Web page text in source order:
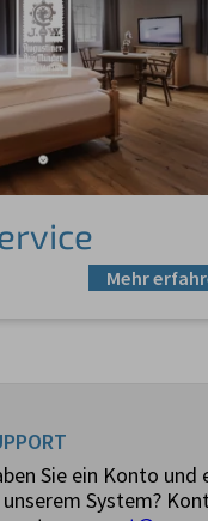
Mehr
Sie ein Konto und
unserem System?